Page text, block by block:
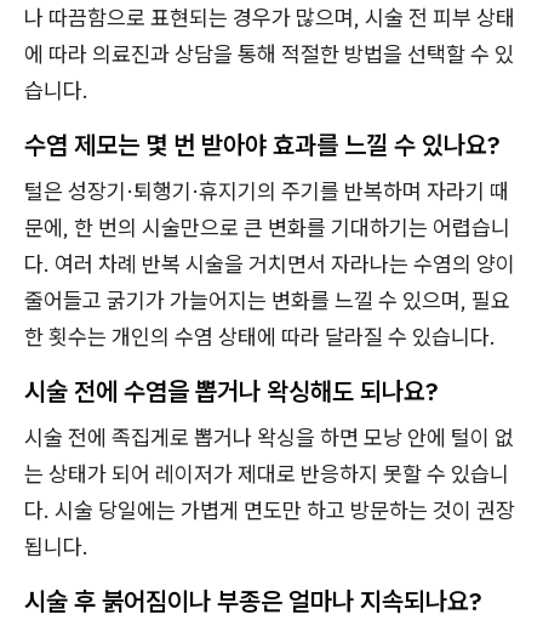
나 따끔함으로 표현되는 경우가 많으며, 시술 전 피부 상태
에 따라 의료진과 상담을 통해 적절한 방법을 선택할 수 있
습니다.
수염 제모는 몇 번 받아야 효과를 느낄 수 있나요?
털은 성장기·퇴행기·휴지기의 주기를 반복하며 자라기 때
문에, 한 번의 시술만으로 큰 변화를 기대하기는 어렵습니
다. 여러 차례 반복 시술을 거치면서 자라나는 수염의 양이
줄어들고 굵기가 가늘어지는 변화를 느낄 수 있으며, 필요
한 횟수는 개인의 수염 상태에 따라 달라질 수 있습니다.
시술 전에 수염을 뽑거나 왁싱해도 되나요?
시술 전에 족집게로 뽑거나 왁싱을 하면 모낭 안에 털이 없
는 상태가 되어 레이저가 제대로 반응하지 못할 수 있습니
다. 시술 당일에는 가볍게 면도만 하고 방문하는 것이 권장
됩니다.
시술 후 붉어짐이나 부종은 얼마나 지속되나요?